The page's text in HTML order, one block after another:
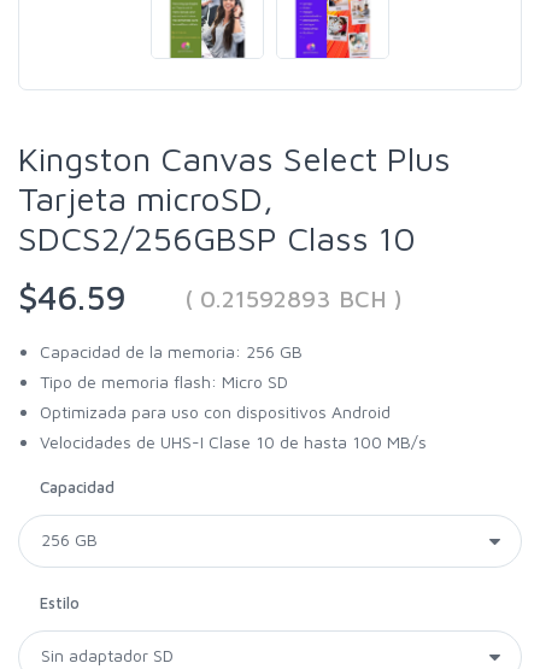
Kingston Canvas Select Plus
Tarjeta microSD,
SDCS2/256GBSP Class 10
$46.59
( 0.21592893 BCH )
Capacidad de la memoria: 256 GB
Tipo de memoria flash: Micro SD
Optimizada para uso con dispositivos Android
Velocidades de UHS-I Clase 10 de hasta 100 MB/s
Capacidad
Estilo